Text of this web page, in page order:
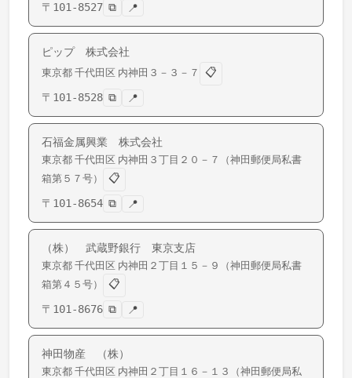
〒 101-8527 ⧉ 📍
ピップ 株式会社
東京都 千代田区 内神田 ３－３－７
📋
〒 101-8528 ⧉ 📍
石福金属興業 株式会社
東京都 千代田区 内神田 ３丁目２０－７（神田郵便局私書
箱第５７号）
📋
〒 101-8654 ⧉ 📍
（株） 武蔵野銀行 東京支店
東京都 千代田区 内神田 ２丁目１５－９（神田郵便局私書
箱第４５号）
📋
〒 101-8676 ⧉ 📍
神田物産 （株）
東京都 千代田区 内神田 ２丁目１６－１３（神田郵便局私